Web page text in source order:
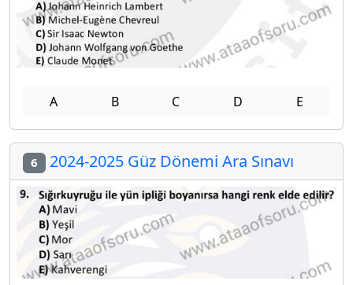
A B C D E
6 2024-2025 Güz Dönemi Ara Sınavı